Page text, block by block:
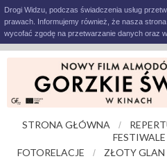
Drogi Widzu, podczas świadczenia usług
prawach. Informujemy również, że nasza
wycofać zgodę na przetwarzanie danych oraz
STRONA GŁÓWNA /
FESTIWALE
FOTORELACJE
/ ZŁOTY GLAN